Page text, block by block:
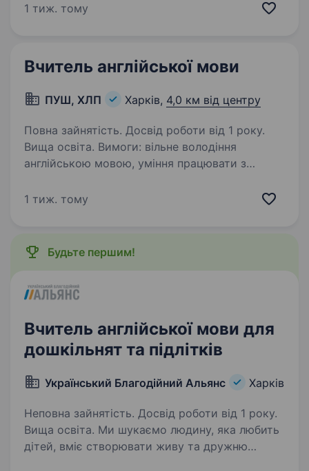
вчителем англійської мови не менше 1 року
1 тиж. тому
Вчитель англійської мови
ПУШ, ХЛП Харків, 4,0 км від центру
Повна зайнятість. Досвід роботи від 1 року.
Вища освіта. Вимоги: вільне володіння
англійською мовою, уміння працювати з
до учнів. Умови роботи: робота офлайн,
1 тиж. тому
Будьте першим!
Вчитель англійської мови для
дошкільнят та підлітків
Український Благодійний Альянс Харків
Неповна зайнятість. Досвід роботи від 1 року.
Вища освіта. Ми шукаємо людину, яка любить
дітей, вміє створювати живу та дружню